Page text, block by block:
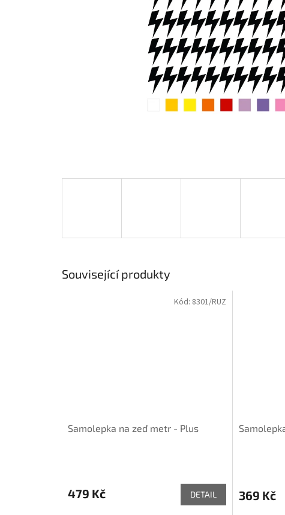
Související produkty
Samolepka na zeď metr - Plus
479 Kč DETAIL
Kód: 8301/RUZ
369 Kč